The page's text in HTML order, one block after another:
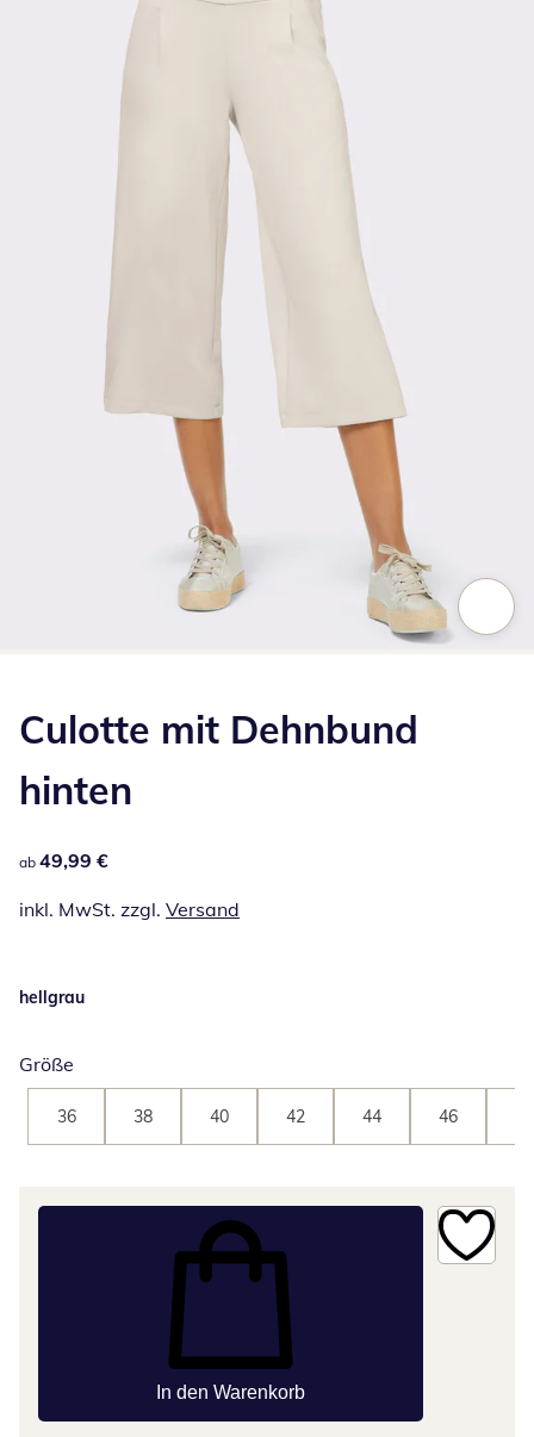
Culotte mit Dehnbund
hinten
49,99 €
ab 49,99 €
inkl. MwSt. zzgl. Versand
hellgrau
Größe
36 38 40 42 44 46
In den Warenkorb